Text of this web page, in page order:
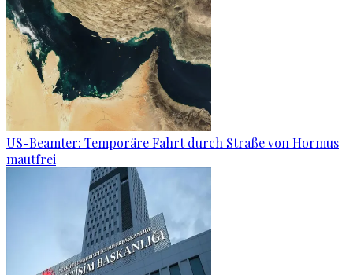
US-Beamter: Temporäre Fahrt durch Straße von Hormus
mautfrei